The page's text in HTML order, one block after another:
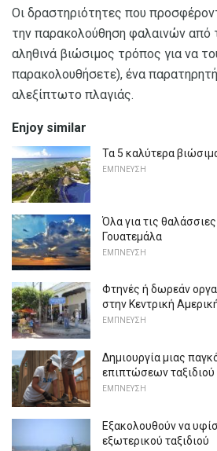
Οι δραστηριότητες που
την παρακολούθηση φαλαινών από
αληθινά βιώσιμος τρόπος για να
παρακολουθήσετε), ένα
αλεξίπτωτο πλαγιάς.
Enjoy similar
Τα 5 καλύτερα
ΕΜΠΝΕΥΣΗ
Όλα για τις
Γουατεμάλα
ΕΜΠΝΕΥΣΗ
Φτηνές ή δωρεάν
στην Κεντρική
ΕΜΠΝΕΥΣΗ
Δημιουργία μιας
επιπτώσεων ταξιδιού
ΕΜΠΝΕΥΣΗ
Εξακολουθούν να
εξωτερικού ταξιδιού